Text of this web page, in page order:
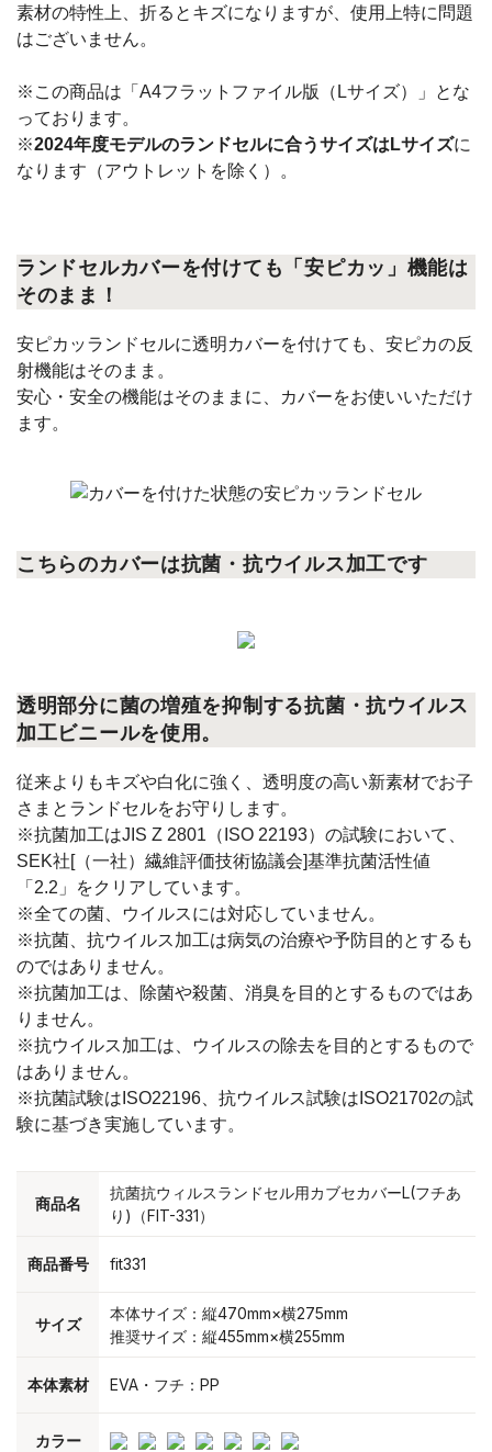
素材の特性上、折るとキズになりますが、使用上特に問題
はございません。
※この商品は「A4フラットファイル版（Lサイズ）」とな
っております。
※2024年度モデルのランドセルに合うサイズはLサイズに
なります（アウトレットを除く）。
ランドセルカバーを付けても「安ピカッ」機能は
そのまま！
安ピカッランドセルに透明カバーを付けても、安ピカの反
射機能はそのまま。
安心・安全の機能はそのままに、カバーをお使いいただけ
ます。
こちらのカバーは抗菌・抗ウイルス加工です
透明部分に菌の増殖を抑制する抗菌・抗ウイルス
加工ビニールを使用。
従来よりもキズや白化に強く、透明度の高い新素材でお子
さまとランドセルをお守りします。
※抗菌加工はJIS Z 2801（ISO 22193）の試験において、
SEK社[（一社）繊維評価技術協議会]基準抗菌活性値
「2.2」をクリアしています。
※全ての菌、ウイルスには対応していません。
※抗菌、抗ウイルス加工は病気の治療や予防目的とするも
のではありません。
※抗菌加工は、除菌や殺菌、消臭を目的とするものではあ
りません。
※抗ウイルス加工は、ウイルスの除去を目的とするもので
はありません。
※抗菌試験はISO22196、抗ウイルス試験はISO21702の試
験に基づき実施しています。
商品名
抗菌抗ウィルスランドセル用カブセカバーL(フチあ
り)（FIT-331）
商品番号 fit331
サイズ
本体サイズ：縦470mm×横275mm
推奨サイズ：縦455mm×横255mm
本体素材 EVA・フチ：PP
カラー